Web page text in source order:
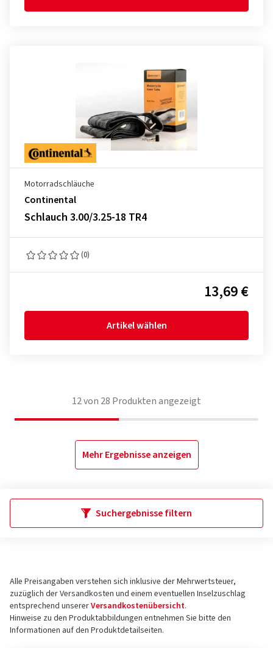
Motorradschläuche
Continental
Schlauch 3.00/3.25-18 TR4
(0)
13,69 €
Artikel wählen
12von 28 Produkten angezeigt
Mehr Ergebnisse anzeigen
Suchergebnisse filtern
Alle Preisangaben verstehen sich inklusive der Mehrwertsteuer,
zuzüglich der Versandkosten und einem eventuellen Inselzuschlag
entsprechend unsererVersandkostenübersicht.
Hinweise zu den Produktabbildungen entnehmen Sie bitte den
Informationen auf den Produktdetailseiten.